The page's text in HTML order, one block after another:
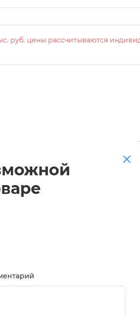
руб. цены рассчитываются